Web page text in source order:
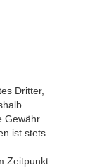
Dritter,
Gewähr
ist stets
Zeitpunkt